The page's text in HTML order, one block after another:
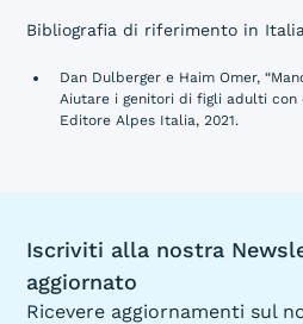
Bibliografia di riferimento in
Dan Dulberger e Haim Omer,
Aiutare i genitori di figli adulti con
Editore Alpes Italia, 2021.
Iscriviti alla nostra
aggiornato
Ricevere aggiornamenti sul